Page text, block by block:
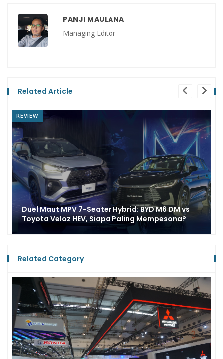
PANJI MAULANA
Managing Editor
Related Article
REVIEW
Duel Maut MPV 7-Seater Hybrid: BYD M6 DM vs
Toyota Veloz HEV, Siapa Paling Mempesona?
Related Category